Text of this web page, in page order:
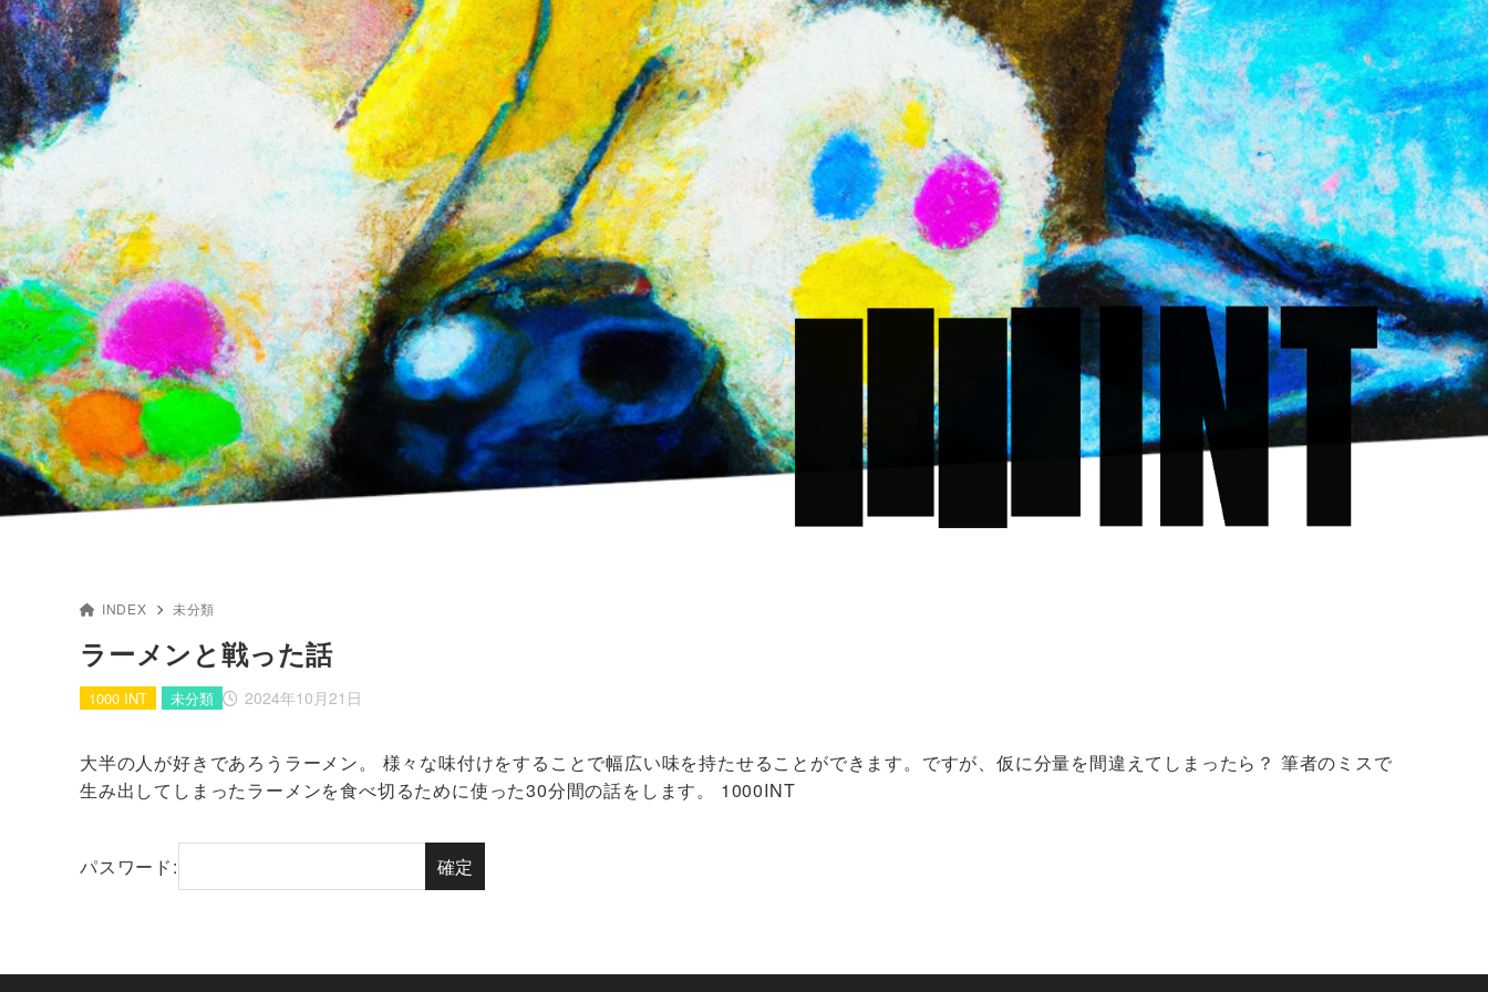
INDEX 未分類
ラーメンと戦った話
1000 INT 2024年10月21日
未分類
大半の人が好きであろうラーメン。 様々な味付けをすることで幅広い味を持たせることができます。ですが、仮に分量を間違えてしまったら？ 筆者のミスで
生み出してしまったラーメンを食べ切るために使った30分間の話をします。 1000INT
パスワード: